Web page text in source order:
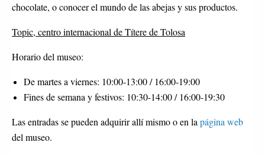
chocolate, o conocer el mundo de las abejas y sus productos.
Topic, centro internacional de Títere de Tolosa
Horario del museo:
De martes a viernes: 10:00-13:00 / 16:00-19:00
Fines de semana y festivos: 10:30-14:00 / 16:00-19:30
Las entradas se pueden adquirir allí mismo o en lapágina web
del museo.